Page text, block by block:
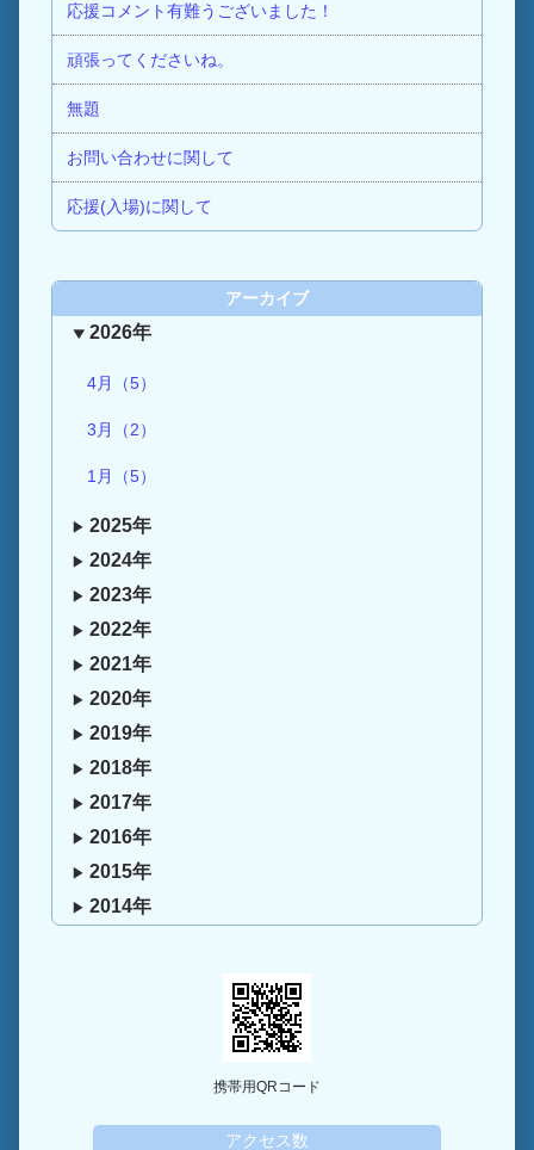
応援コメント有難うございました！
頑張ってくださいね。
無題
お問い合わせに関して
応援(入場)に関して
アーカイブ
2026年
4月（5）
3月（2）
1月（5）
2025年
2024年
2023年
2022年
2021年
2020年
2019年
2018年
2017年
2016年
2015年
2014年
携帯用QRコード
アクセス数